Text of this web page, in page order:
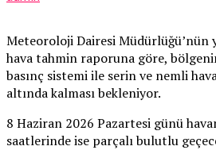
Meteoroloji Dairesi Müdürlüğü’nün
hava tahmin raporuna göre,
basınç sistemi ile serin ve nemli
altında kalması bekleniyor.
8 Haziran 2026 Pazartesi günü
saatlerinde ise parçalı bulutlu